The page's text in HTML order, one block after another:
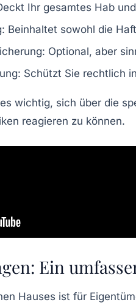
Ihr gesamtes Hab
: Beinhaltet sowohl die
: Optional, aber
: Schützt Sie rechtlich
wichtig, sich über die
reagieren zu können.
Ein
Hauses ist für